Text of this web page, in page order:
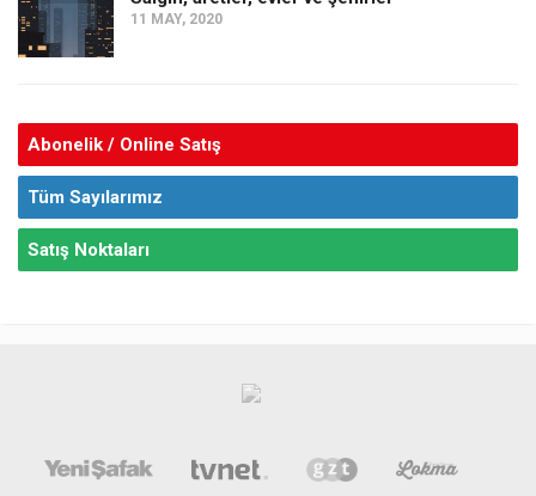
11 MAY, 2020
Abonelik / Online Satış
Tüm Sayılarımız
Satış Noktaları